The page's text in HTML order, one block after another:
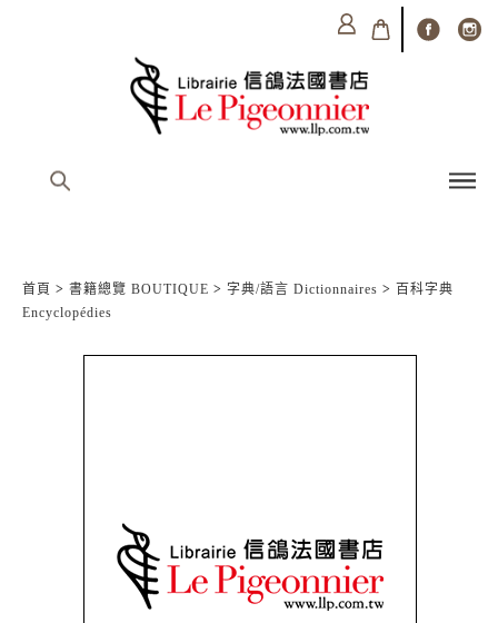
首頁 > 書籍總覽 BOUTIQUE > 字典/語言 Dictionnaires > 百科字典
Encyclopédies